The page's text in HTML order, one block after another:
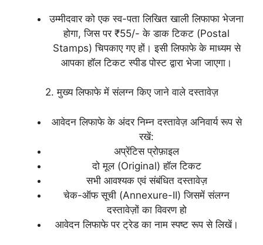
उम्मीदवार को एक स्व-पता लिखित खाली लिफाफा भेजना
होगा, जिस पर ₹55/- के डाक टिकट (Postal
Stamps) चिपकाए गए हों। इसी लिफाफे के माध्यम से
आपका हॉल टिकट स्पीड पोस्ट द्वारा भेजा जाएगा।
2. मुख्य लिफाफे में संलग्न किए जाने वाले दस्तावेज़
आवेदन लिफाफे के अंदर निम्न दस्तावेज़ अनिवार्य रूप से
रखें:
अप्रेंटिस प्रोफ़ाइल
दो मूल (Original) हॉल टिकट
सभी आवश्यक एवं संबंधित दस्तावेज़
चेक-ऑफ सूची (Annexure-II) जिसमें संलग्न
दस्तावेज़ों का विवरण हो
आवेदन लिफाफे पर ट्रेड का नाम स्पष्ट रूप से लिखें।